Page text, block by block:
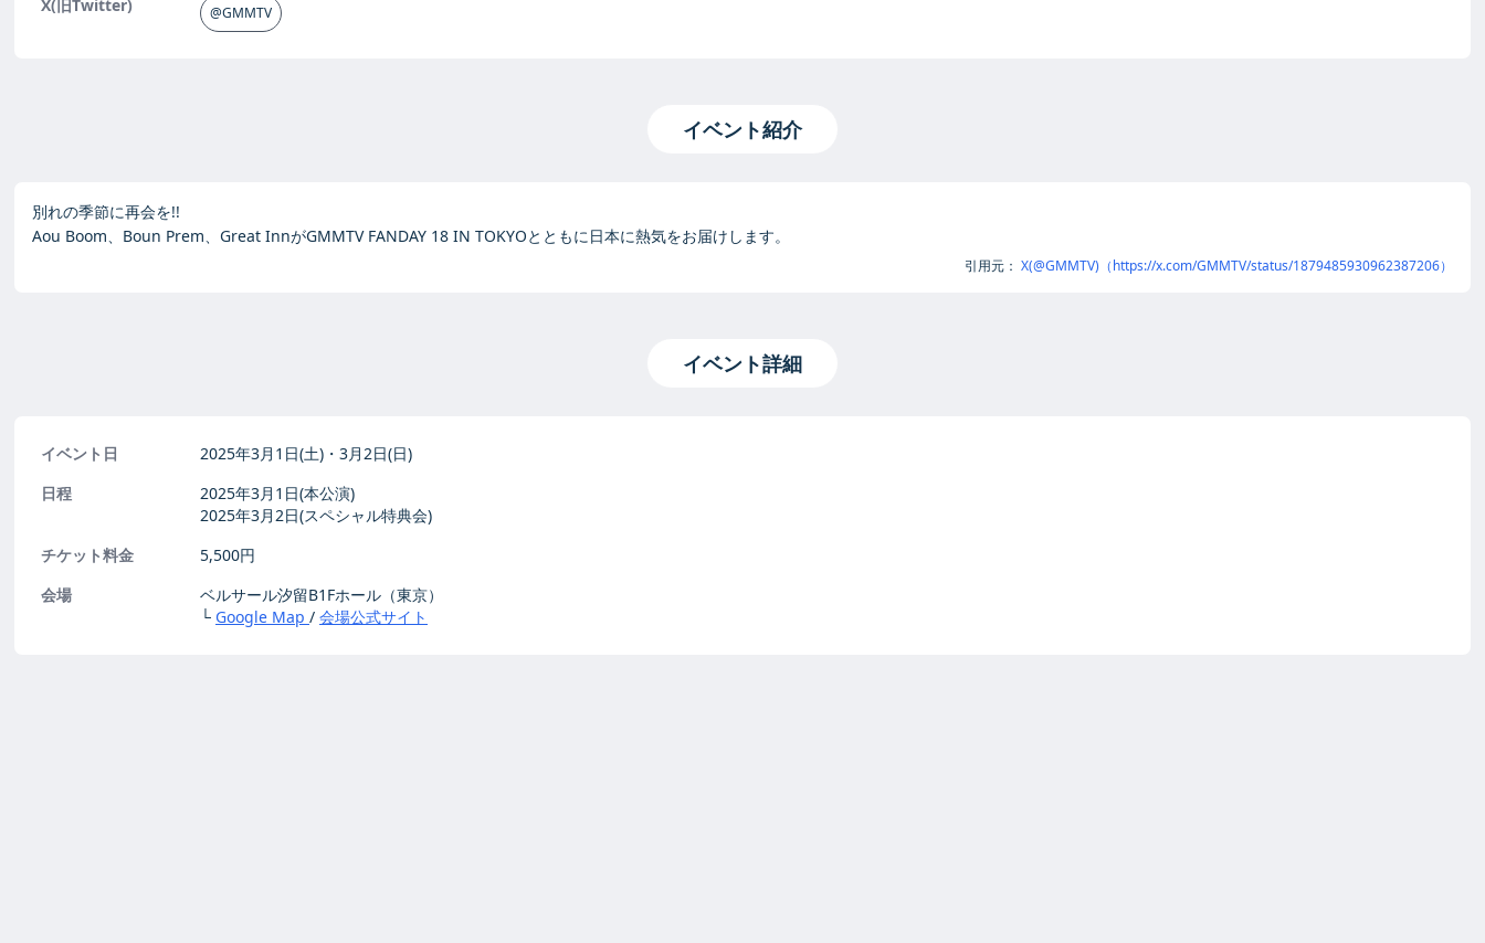
X(旧Twitter) @GMMTV
イベント紹介
別れの季節に再会を!!
Aou Boom、Boun Prem、Great InnがGMMTV FANDAY 18 IN TOKYOとともに日本に熱気をお届けします。
引用元： X(@GMMTV)（https://x.com/GMMTV/status/1879485930962387206）
イベント詳細
イベント日
2025年3月1日(土)・3月2日(日)
日程
2025年3月1日(本公演)
2025年3月2日(スペシャル特典会)
チケット料金
5,500円
会場
ベルサール汐留B1Fホール（東京）
└ Google Map / 会場公式サイト